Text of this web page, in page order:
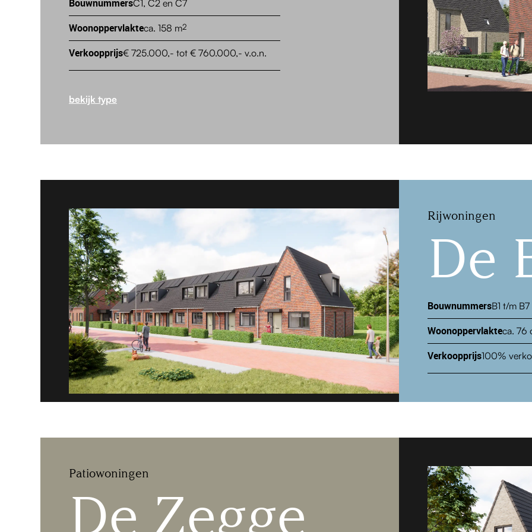
BouwnummersC1, C2 en C7
Woonoppervlakteca. 158 m2
Verkoopprijs€ 725.000,- tot € 760.000,- v.o.n.
bekijk type
Rijwoningen
De
BouwnummersB1 t/m B7
Woonoppervlakteca. 76
Verkoopprijs100%
Patiowoningen
De Zegge